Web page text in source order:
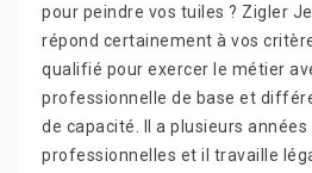
pour peindre vos tuiles ? Zigler
répond certainement à vos
qualifié pour exercer le métier
professionnelle de base et
de capacité. Il a plusieurs
professionnelles et il travaille